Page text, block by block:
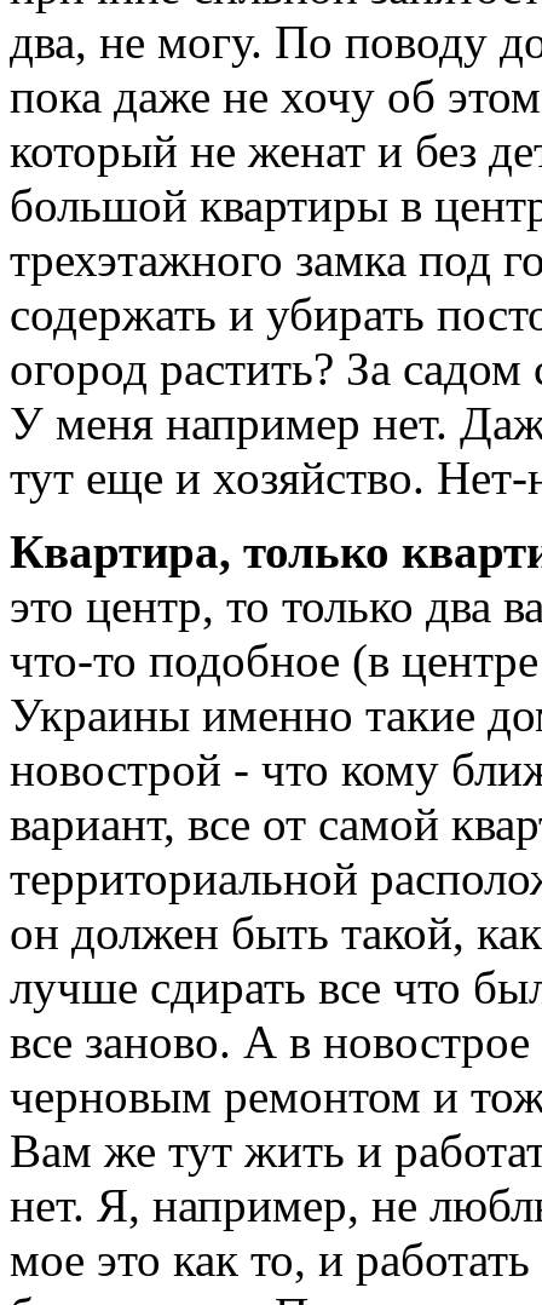
два, не могу. По поводу
пока даже не хочу об
который не женат и без
большой квартиры в
трехэтажного замка под
содержать и убирать
огород растить? За
У меня например нет.
тут еще и хозяйство. Нет-
Квартира, только
это центр, то только два
что-то подобное (в
Украины именно такие
новострой - что кому
вариант, все от самой
территориальной
он должен быть такой,
лучше сдирать все что
все заново. А в
черновым ремонтом и
Вам же тут жить и
нет. Я, например, не
мое это как то, и